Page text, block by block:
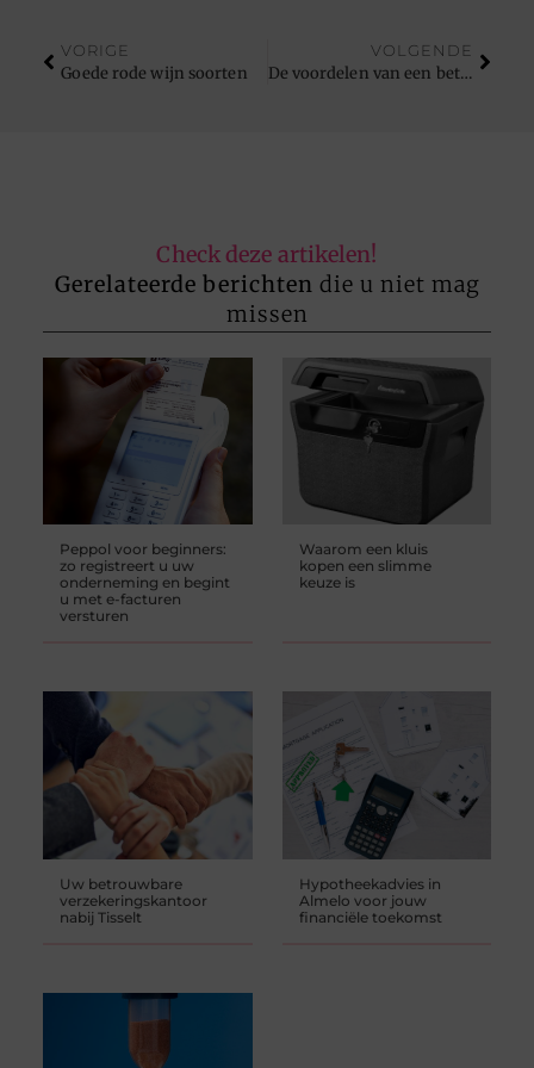
VORIGE
Goede rode wijn soorten
VOLGENDE
De voordelen van een betaalbaar abonnement voor laadpalen voor jou en het milieu
Check deze artikelen!
Gerelateerde berichten die u niet mag
missen
Peppol voor beginners:
zo registreert u uw
onderneming en begint
u met e-facturen
versturen
Waarom een kluis
kopen een slimme
keuze is
Uw betrouwbare
verzekeringskantoor
nabij Tisselt
Hypotheekadvies in
Almelo voor jouw
financiële toekomst